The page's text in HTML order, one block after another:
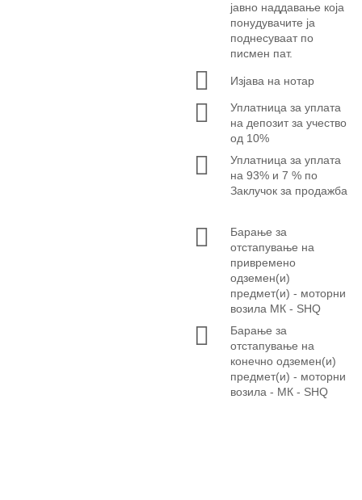
јавно наддавање која
понудувачите ја
поднесуваат по
писмен пат.
Изјава на нотар
Уплатница за уплата
на депозит за учество
од 10%
Уплатница за уплата
на 93% и 7 % по
Заклучок за продажба
Барање за
отстапување на
привремено
одземен(и)
предмет(и) - моторни
возила МК - SHQ
Барање за
отстапување на
конечно одземен(и)
предмет(и) - моторни
возила - МК - SHQ